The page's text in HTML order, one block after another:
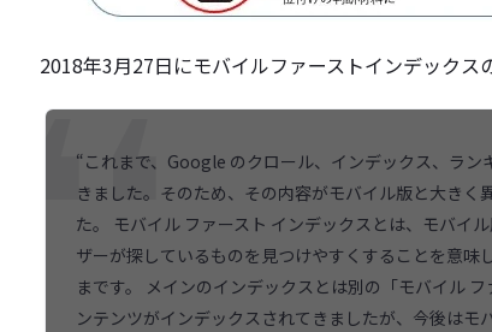
2018年3月27日にモバイルファーストインデックス
“これまで、Google のクロール、インデックス、ラ
きました。そのため、その内容がモバイル版と大き
た。 モバイル ファースト インデックスとは、モバイ
ザーが探しているものを見つけやすくすることを意味
まです。 メインのインデックスとは別の「モバイル
ンテンツがインデックスされてきましたが、今後はモ